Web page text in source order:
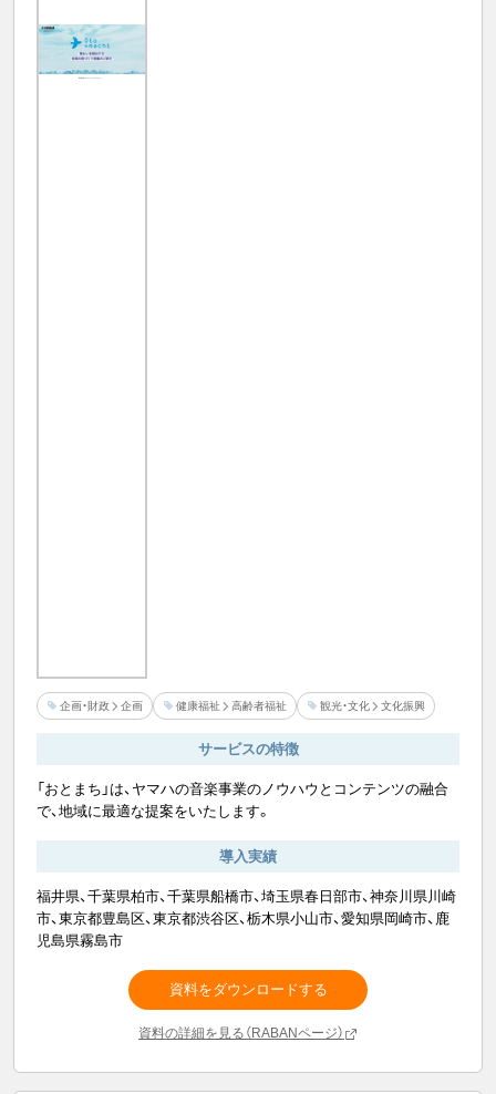
企画・財政 企画 健康福祉 高齢者福祉 観光・文化 文化振興
サービスの特徴
「おとまち」は、ヤマハの音楽事業のノウハウとコンテンツの融合
で、地域に最適な提案をいたします。
導入実績
福井県、千葉県柏市、千葉県船橋市、埼玉県春日部市、神奈川県川崎
市、東京都豊島区、東京都渋谷区、栃木県小山市、愛知県岡崎市、鹿
児島県霧島市
資料をダウンロードする
資料の詳細を見る（RABANページ）